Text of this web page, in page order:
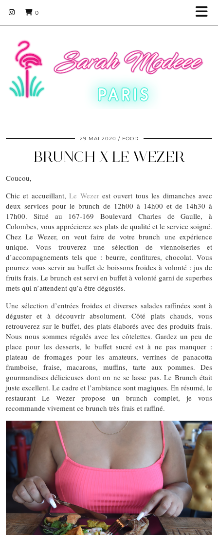
0
29 MAI 2020 FOOD
BRUNCH X LE WEZER
Coucou,
Chic et accueillant,Le Wezerest ouvert tous les dimanches avec
deux services pour le brunch de 12h00 à 14h00 et de 14h30 à
17h00. Situé au 167-169 Boulevard Charles de Gaulle, à
Colombes, vous apprécierez ses plats de qualité et le service soigné.
Chez Le Wezer, on veut faire de votre brunch une expérience
unique. Vous trouverez une sélection de viennoiseries et
d’accompagnements tels que : beurre, confitures, chocolat. Vous
pourrez vous servir au buffet de boissons froides à volonté : jus de
fruits frais. Le brunch est servi en buffet à volonté garni de superbes
mets qui n’attendent qu’a être dégustés.
Une sélection d’entrées froides et diverses salades raffinées sont à
déguster et à découvrir absolument. Côté plats chauds, vous
retrouverez sur le buffet, des plats élaborés avec des produits frais.
Nous nous sommes régalés avec les côtelettes. Gardez un peu de
place pour les desserts, le buffet sucré est à ne pas manquer :
plateau de fromages pour les amateurs, verrines de panacotta
framboise, fraise, macarons, muffins, tarte aux pommes. Des
gourmandises délicieuses dont on ne se lasse pas. Le Brunch était
juste excellent. Le cadre et l’ambiance sont magiques. En résumé, le
restaurant Le Wezer propose un brunch complet, je vous
recommande vivement ce brunch très frais et raffiné.